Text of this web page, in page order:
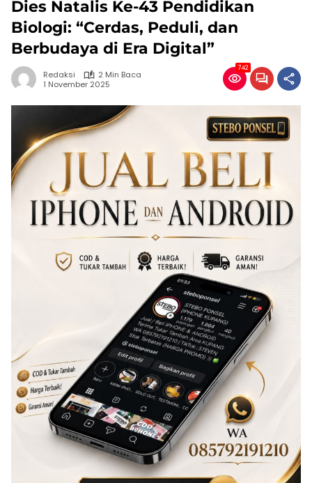
Dies Natalis Ke-43 Pendidikan
Biologi: “Cerdas, Peduli, dan
Berbudaya di Era Digital”
Redaksi
2 Min Baca
1 November 2025
742